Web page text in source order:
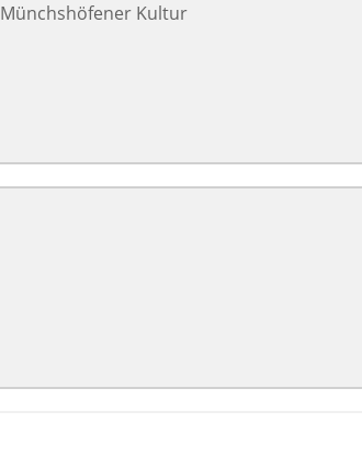
Münchshöfener Kultur